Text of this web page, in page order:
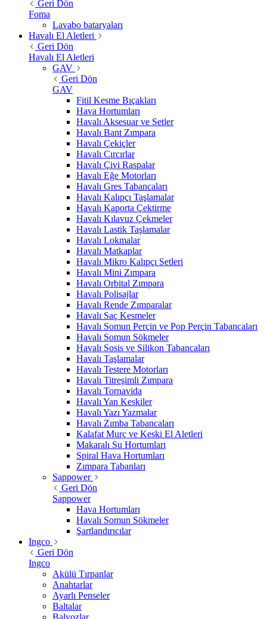
Geri Dön
Foma
Lavabo bataryaları
Havalı El Aletleri
Geri Dön
Havalı El Aletleri
GAV
Geri Dön
GAV
Fitil Kesme Bıçakları
Hava Hortumları
Havalı Aksesuar ve Setler
Havalı Bant Zımpara
Havalı Çekiçler
Havalı Cırcırlar
Havalı Çivi Raspalar
Havalı Eğe Motorları
Havalı Gres Tabancaları
Havalı Kalıpçı Taşlamalar
Havalı Kaporta Çektirme
Havalı Kılavuz Çekmeler
Havalı Lastik Taşlamalar
Havalı Lokmalar
Havalı Matkaplar
Havalı Mikro Kalıpçı Setleri
Havalı Mini Zımpara
Havalı Orbital Zımpara
Havalı Polisajlar
Havalı Rende Zımparalar
Havalı Saç Kesmeler
Havalı Somun Perçin ve Pop Perçin Tabancaları
Havalı Somun Sökmeler
Havalı Sosis ve Silikon Tabancaları
Havalı Taşlamalar
Havalı Testere Motorları
Havalı Titreşimli Zımpara
Havalı Tornavida
Havalı Yan Keskiler
Havalı Yazı Yazmalar
Havalı Zımba Tabancaları
Kalafat Murç ve Keski El Aletleri
Makaralı Su Hortumları
Spiral Hava Hortumları
Zımpara Tabanları
Sappower
Geri Dön
Sappower
Hava Hortumları
Havalı Somun Sökmeler
Şartlandırıcılar
Ingco
Geri Dön
Ingco
Akülü Tırpanlar
Anahtarlar
Ayarlı Penseler
Baltalar
Balyozlar